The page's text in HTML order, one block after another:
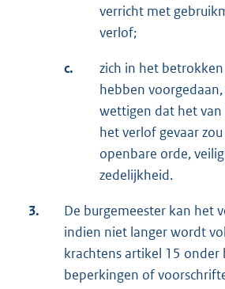
verricht met
verlof;
c.
zich in het
hebben
wettigen dat het
het verlof gevaar
openbare orde,
zedelijkheid.
3.
De burgemeester kan het
indien niet langer wordt
krachtens artikel 15 onder
beperkingen of